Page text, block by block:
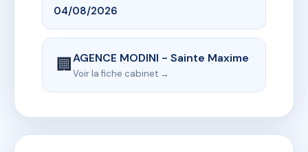
04/08/2026
🏢AGENCE MODINI - Sainte Maxime
Voir la fiche cabinet →